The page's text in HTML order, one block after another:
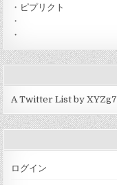
・ ピプリクト
・
・
A Twitter List by XYZg7
ログイン